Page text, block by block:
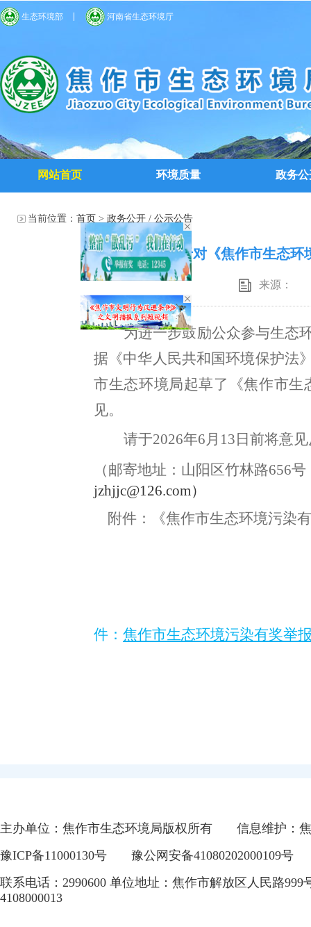
生态环境部 河南省生态环境厅
网站首页 环境质量 政务公
当前位置： 首页 > 政务公开 / 公示公告
关于对《焦作市生态环
来源：
为进一步鼓励公众参与生态
据《中华人民共和国环境保护法
市生态环境局起草了
《焦作市
见。
请于2026年6月 13 日前将意
（邮寄地址： 山阳区竹林路656号
jzhjjc@126.com）
附件：
《焦作市生态环境污染
件： 焦作市生态环境污染有奖举
主办单位：焦作市生态环境局版权所有
信息维护：
豫ICP备11000130号
豫公网安备41080202000109号
联系电话：2990600 单位地址：焦作市解放区人民路999
4108000013